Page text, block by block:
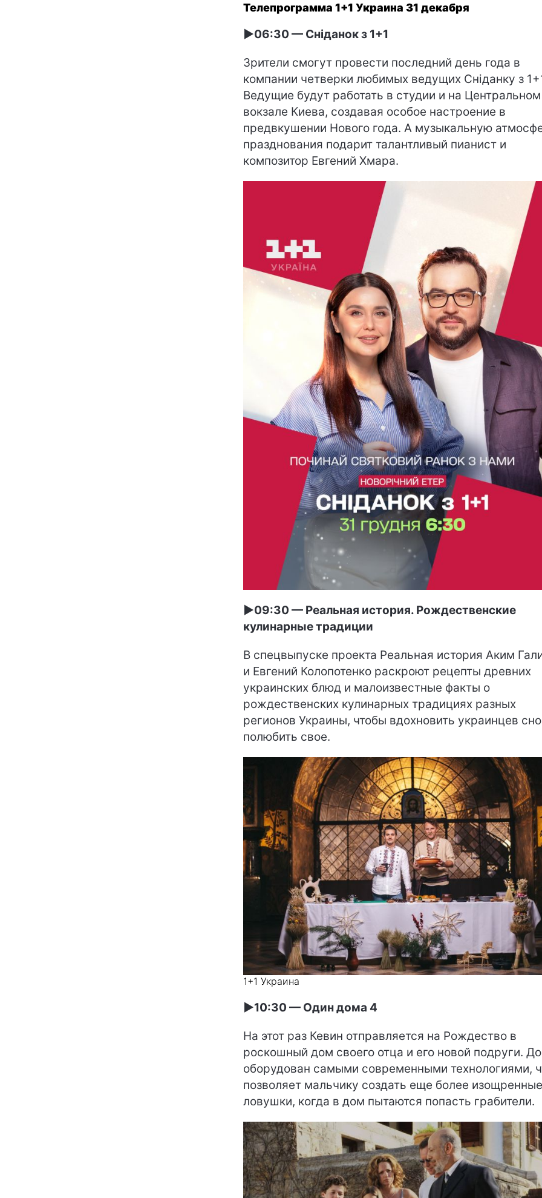
Телепрограмма 1+1 Украина 31 декабря
►06:30 — Сніданок з 1+1
Зрители смогут провести последний день года в
компании четверки любимых ведущих Сніданку з
Ведущие будут работать в студии и на Центральном
вокзале Киева, создавая особое настроение в
предвкушении Нового года. А музыкальную
празднования подарит талантливый пианист и
композитор Евгений Хмара.
►09:30 — Реальная история. Рождественские
кулинарные традиции
В спецвыпуске проекта Реальная история Аким
и Евгений Колопотенко раскроют рецепты древних
украинских блюд и малоизвестные факты о
рождественских кулинарных традициях разных
регионов Украины, чтобы вдохновить украинцев
полюбить свое.
1+1 Украина
►10:30 — Один дома 4
На этот раз Кевин отправляется на Рождество в
роскошный дом своего отца и его новой подруги.
оборудован самыми современными технологиями,
позволяет мальчику создать еще более изощренные
ловушки, когда в дом пытаются попасть грабители.